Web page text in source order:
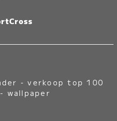
-verkoop top 100
- wallpaper